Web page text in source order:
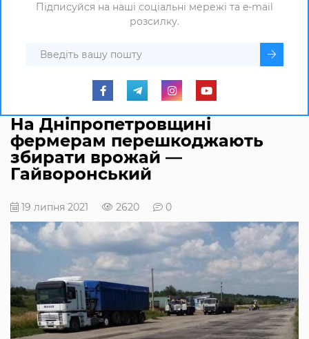
Підписуйся на наші соціальні мережі та e-mail
розсилку.
На Дніпропетровщині
фермерам перешкоджають
збирати врожай —
Гайворонський
19 липня 2021 2620 0